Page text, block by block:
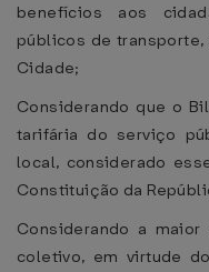
benefícios aos
públicos de
Cidade;
Considerando que o
tarifária do serviço
local, considerado
Constituição da
Considerando a
coletivo, em virtude